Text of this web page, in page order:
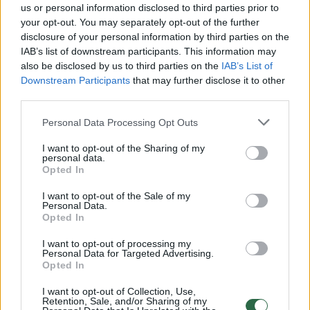
us or personal information disclosed to third parties prior to
your opt-out. You may separately opt-out of the further
disclosure of your personal information by third parties on the
IAB’s list of downstream participants. This information may
also be disclosed by us to third parties on the IAB’s List of
Downstream Participants that may further disclose it to other
Personal Data Processing Opt Outs
I want to opt-out of the Sharing of my
personal data.
Opted In
I want to opt-out of the Sale of my
Personal Data.
Opted In
I want to opt-out of processing my
Personal Data for Targeted Advertising.
Opted In
I want to opt-out of Collection, Use,
Retention, Sale, and/or Sharing of my
A.Laurinaitis sakė, kad šiuo metu su
partneriais valdo 4,6 proc. bendrovės akcijų.
siekis, kad bendrovė išliktų lietuviško
pirkimą vykdo kartu su keliais „geros
reputacijos“ Lietuvos verslininkais.
„Kuriant finansavimo sprendimą vienas iš
pagrindinių tikslų buvo tai, kad ji išliktų
lietuviško kapitalo. Tai buvo vienas
pagrindinių atspirties taškų. Finansavimo